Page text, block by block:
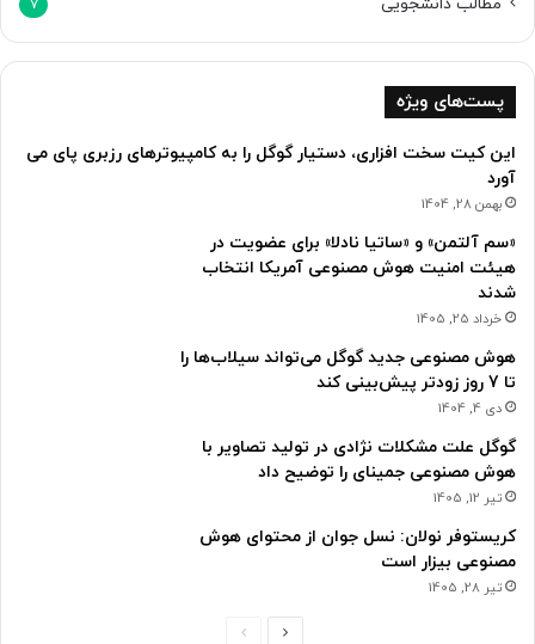
7
پست‌های ویژه
این کیت سخت افزاری، دستیار گوگل را به کامپیوترهای رزبری پای می
آورد
بهمن 28, 1404
«سم آلتمن» و «ساتیا نادلا» برای عضویت در
هیئت امنیت هوش مصنوعی آمریکا انتخاب
شدند
خرداد 25, 1405
هوش مصنوعی جدید گوگل می‌تواند سیلاب‌ها را
تا 7 روز زودتر پیش‌بینی کند
دی 4, 1404
گوگل علت مشکلات نژادی در تولید تصاویر با
هوش مصنوعی جمینای را توضیح داد
تیر 12, 1405
کریستوفر نولان: نسل جوان از محتوای هوش
مصنوعی بیزار است
تیر 28, 1405